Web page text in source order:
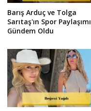
Barış Arduç ve Tolga
Sarıtaş'ın Spor Paylaşımı
Gündem Oldu